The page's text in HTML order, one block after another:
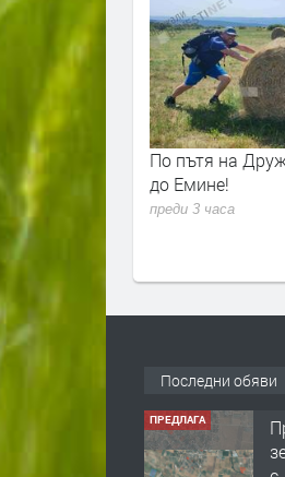
на
за Маказа
По пътя на
до Емине!
преди 3 часа
Последни обяви
ПРЕДЛАГА